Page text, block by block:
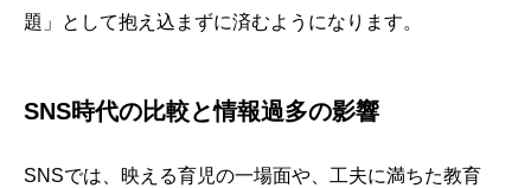
題」として抱え込まずに済むようになります。
SNS時代の比較と情報過多の影響
SNSでは、映える育児の一場面や、工夫に満ちた教育